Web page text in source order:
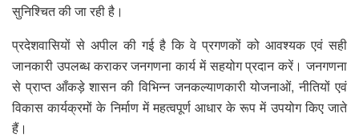
सुनिश्चित की जा रही है।
प्रदेशवासियों से अपील की गई है कि वे प्रगणकों को आवश्यक एवं सही
जानकारी उपलब्ध कराकर जनगणना कार्य में सहयोग प्रदान करें। जनगणना
से प्राप्त आँकड़े शासन की विभिन्न जनकल्याणकारी योजनाओं, नीतियों एवं
विकास कार्यक्रमों के निर्माण में महत्वपूर्ण आधार के रूप में उपयोग किए जाते
हैं।